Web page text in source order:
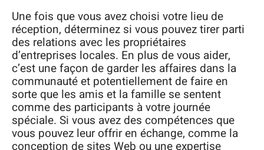
Une fois que vous avez choisi votre lieu de
réception, déterminez si vous pouvez tirer parti
des relations avec les propriétaires
d’entreprises locales. En plus de vous aider,
c’est une façon de garder les affaires dans la
communauté et potentiellement de faire en
sorte que les amis et la famille se sentent
comme des participants à votre journée
spéciale. Si vous avez des compétences que
vous pouvez leur offrir en échange, comme la
conception de sites Web ou une expertise